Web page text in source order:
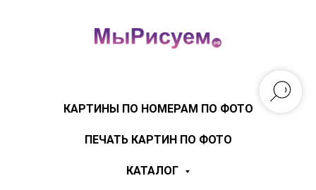
КАРТИНЫ ПО НОМЕРАМ ПО ФОТО
ПЕЧАТЬ КАРТИН ПО ФОТО
КАТАЛОГ